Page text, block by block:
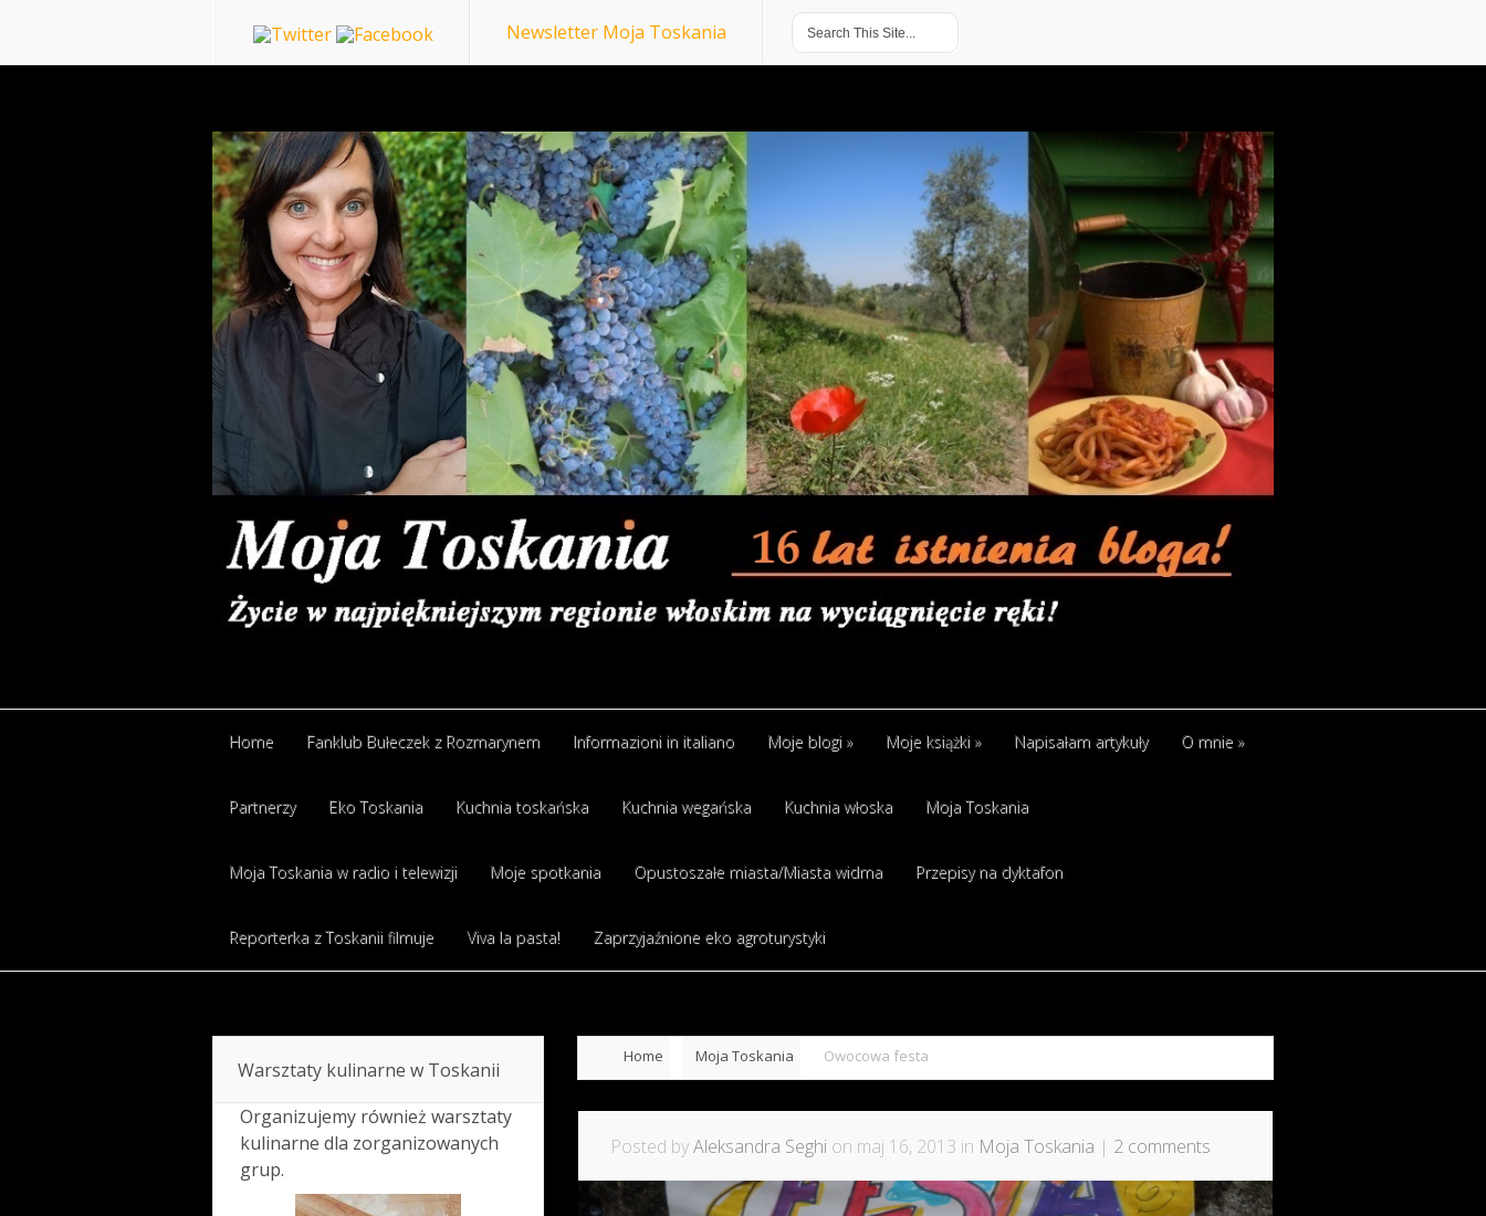
Newsletter Moja Toskania
Home Fanklub Bułeczek z Rozmarynem Informazioni in italiano Moje blogi » Moje książki » Napisałam artykuły O mnie »
Partnerzy Eko Toskania Kuchnia toskańska Kuchnia wegańska Kuchnia włoska Moja Toskania
Moja Toskania w radio i telewizji Moje spotkania Opustoszałe miasta/Miasta widma Przepisy na dyktafon
Reporterka z Toskanii filmuje Viva la pasta! Zaprzyjaźnione eko agroturystyki
Home Moja Toskania Owocowa festa
Posted byAleksandra Seghi on maj 16, 2013 in Moja Toskania | 2 comments
Warsztaty kulinarne w Toskanii
Organizujemy również warsztaty
kulinarne dla zorganizowanych
grup.